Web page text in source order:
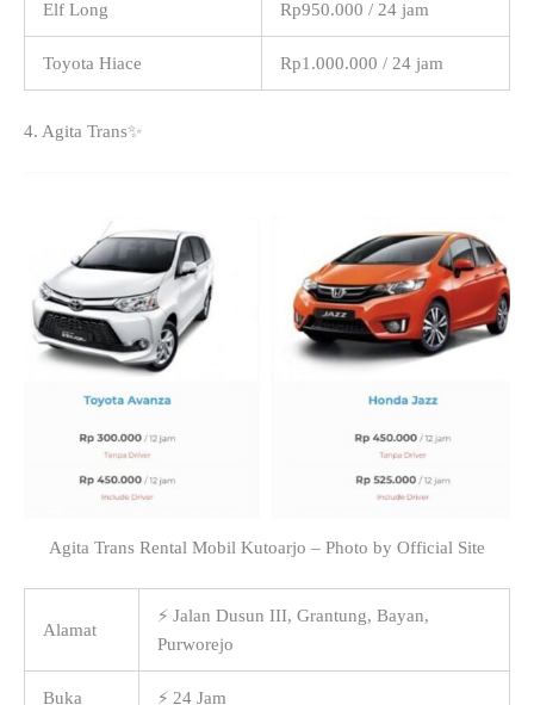
Elf Long Rp950.000 / 24 jam
Toyota Hiace Rp1.000.000 / 24 jam
4. Agita Trans✨
Agita Trans Rental Mobil Kutoarjo – Photo by Official Site
Alamat
⚡ Jalan Dusun III, Grantung, Bayan,
Purworejo
Buka ⚡ 24 Jam